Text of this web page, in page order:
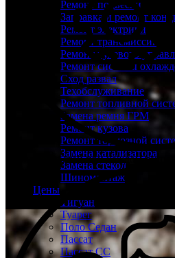
Ремонт подвески
Заправка и ремонт
Ремонт электрики
Ремонт трансмиссии
Ремонт рулевого
Ремонт системы
Сход развал
Техобслуживание
Ремонт топливной
Замена ремня ГРМ
Ремонт кузова
Ремонт тормозной
Замена катализатора
Замена стекол
Шиномонтаж
Цены
Тигуан
Туарег
Поло Седан
Пассат
Пассат СС
Склад запчастей при каждом